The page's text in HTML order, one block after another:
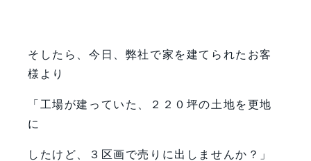
そしたら、今日、弊社で家を建てられたお客
様より
「工場が建っていた、２２０坪の土地を更地
に
したけど、３区画で売りに出しませんか？」